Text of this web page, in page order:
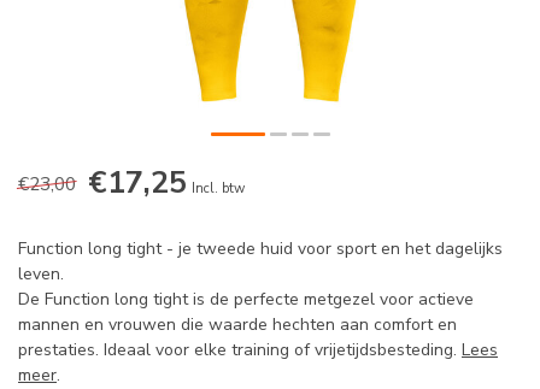
€23,00 €17,25 Incl. btw
Function long tight - je tweede huid voor sport en het dagelijks
leven.
De Function long tight is de perfecte metgezel voor actieve
mannen en vrouwen die waarde hechten aan comfort en
prestaties. Ideaal voor elke training of vrijetijdsbesteding. Lees
meer.